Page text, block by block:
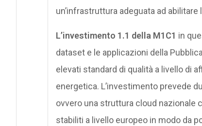
un’infrastruttura adeguata ad
L’investimento 1.1 della M1C1 in
dataset e le applicazioni della
elevati standard di qualità a livello di
energetica. L’investimento prevede
ovvero una struttura cloud nazionale
stabiliti a livello europeo in modo da